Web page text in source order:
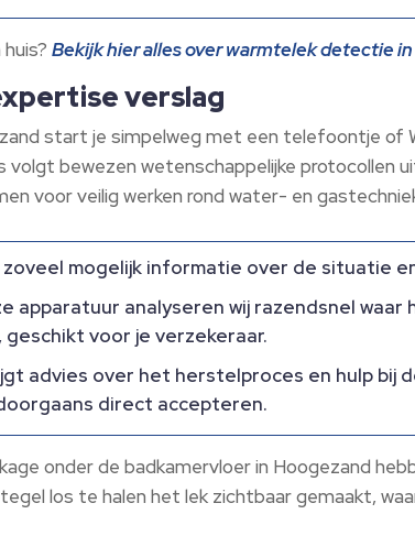
huis?Bekijk hier alles over warmtelek detectie
verslag
start je simpelweg met een telefoontje of
volgt bewezen wetenschappelijke protocollen
voor veilig werken rond water- en
zoveel mogelijk informatie over de situatie
apparatuur analyseren wij razendsnel
voor je verzekeraar.
advies over het herstelproces en hulp bij
direct accepteren.
onder de badkamervloer in Hoogezand
los te halen het lek zichtbaar gemaakt,